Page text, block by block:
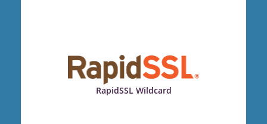
RapidSSL Wildcard